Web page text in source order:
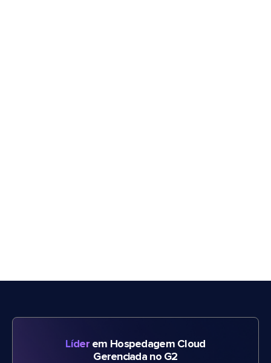
Líderem Hospedagem Cloud
Gerenciada no G2